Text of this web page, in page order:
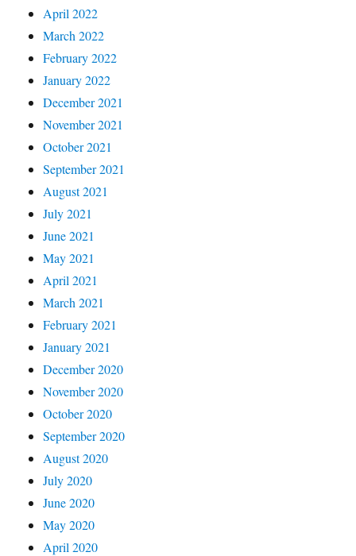
April 2022
March 2022
February 2022
January 2022
December 2021
November 2021
October 2021
September 2021
August 2021
July 2021
June 2021
May 2021
April 2021
March 2021
February 2021
January 2021
December 2020
November 2020
October 2020
September 2020
August 2020
July 2020
June 2020
May 2020
April 2020